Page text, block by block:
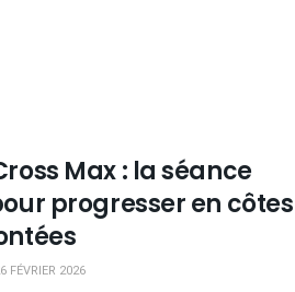
Max : la séance
progresser en côtes
FÉVRIER 2026